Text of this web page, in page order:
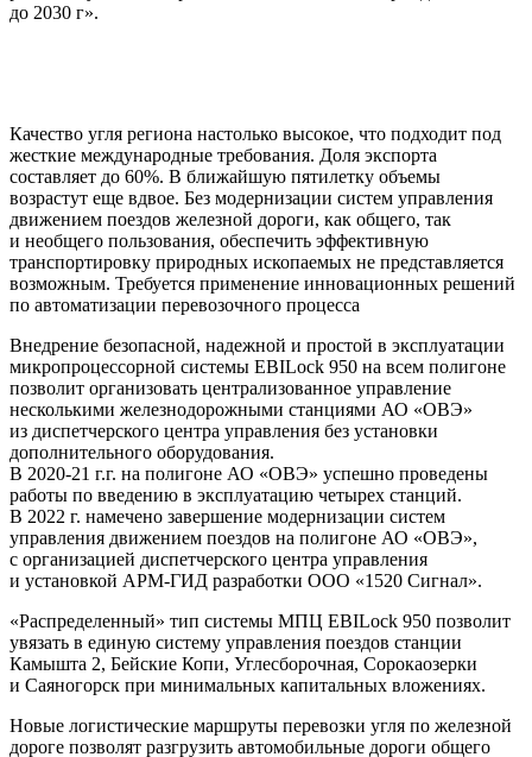
до 2030 г».
Качество угля региона настолько высокое, что подходит под
жесткие международные требования. Доля экспорта
составляет до 60%. В ближайшую пятилетку объемы
возрастут еще вдвое. Без модернизации систем управления
движением поездов железной дороги, как общего, так
и необщего пользования, обеспечить эффективную
транспортировку природных ископаемых не представляется
возможным. Требуется применение инновационных решений
по автоматизации перевозочного процесса
Внедрение безопасной, надежной и простой в эксплуатации
микропроцессорной системы EBILock 950 на всем полигоне
позволит организовать централизованное управление
несколькими железнодорожными станциями АО «ОВЭ»
из диспетчерского центра управления без установки
дополнительного оборудования.
В 2020-21 г.г. на полигоне АО «ОВЭ» успешно проведены
работы по введению в эксплуатацию четырех станций.
В 2022 г. намечено завершение модернизации систем
управления движением поездов на полигоне АО «ОВЭ»,
с организацией диспетчерского центра управления
и установкой АРМ-ГИД разработки ООО «1520 Сигнал».
«Распределенный» тип системы МПЦ EBILock 950 позволит
увязать в единую систему управления поездов станции
Камышта 2, Бейские Копи, Углесборочная, Сорокаозерки
и Саяногорск при минимальных капитальных вложениях.
Новые логистические маршруты перевозки угля по железной
дороге позволят разгрузить автомобильные дороги общего